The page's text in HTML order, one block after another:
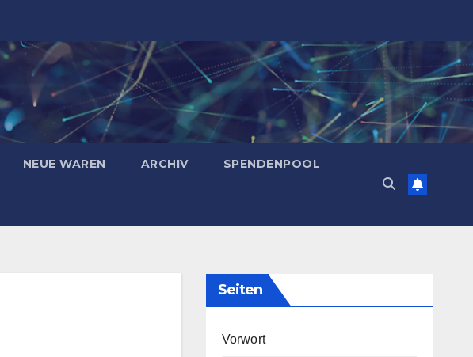
NEUE WAREN ARCHIV SPENDENPOOL
Seiten
Vorwort